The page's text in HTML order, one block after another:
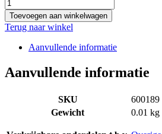
Toevoegen aan winkelwagen
Terug naar winkel
Aanvullende informatie
Aanvullende informatie
SKU
600189
Gewicht
0.01 kg